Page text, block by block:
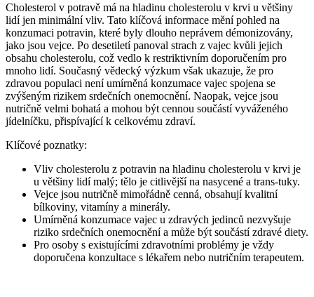
Cholesterol v potravě má na hladinu cholesterolu v krvi u většiny
lidí jen minimální vliv. Tato klíčová informace mění pohled na
konzumaci potravin, které byly dlouho neprávem démonizovány,
jako jsou vejce. Po desetiletí panoval strach z vajec kvůli jejich
obsahu cholesterolu, což vedlo k restriktivním doporučením pro
mnoho lidí. Současný vědecký výzkum však ukazuje, že pro
zdravou populaci není umírněná konzumace vajec spojena se
zvýšeným rizikem srdečních onemocnění. Naopak, vejce jsou
nutričně velmi bohatá a mohou být cennou součástí vyváženého
jídelníčku, přispívající k celkovému zdraví.
Klíčové poznatky:
Vliv cholesterolu z potravin na hladinu cholesterolu v krvi je
u většiny lidí malý; tělo je citlivější na nasycené a trans-tuky.
Vejce jsou nutričně mimořádně cenná, obsahují kvalitní
bílkoviny, vitamíny a minerály.
Umírněná konzumace vajec u zdravých jedinců nezvyšuje
riziko srdečních onemocnění a může být součástí zdravé diety.
Pro osoby s existujícími zdravotními problémy je vždy
doporučena konzultace s lékařem nebo nutričním terapeutem.